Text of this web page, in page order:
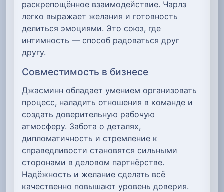
раскрепощённое взаимодействие. Чарлз
легко выражает желания и готовность
делиться эмоциями. Это союз, где
интимность — способ радоваться друг
другу.
Совместимость в бизнесе
Джасминн обладает умением организовать
процесс, наладить отношения в команде и
создать доверительную рабочую
атмосферу. Забота о деталях,
дипломатичность и стремление к
справедливости становятся сильными
сторонами в деловом партнёрстве.
Надёжность и желание сделать всё
качественно повышают уровень доверия.